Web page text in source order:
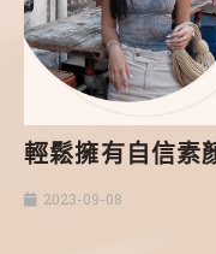
輕鬆擁有自信素
2023-09-08